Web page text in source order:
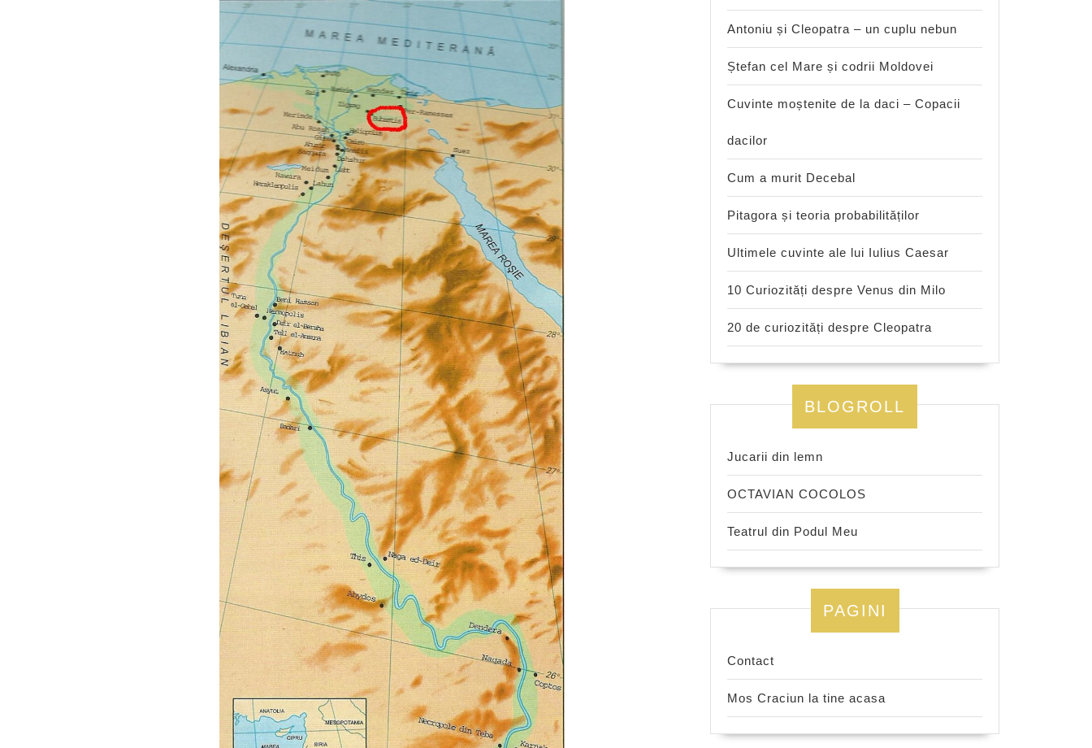
Antoniu și Cleopatra – un cuplu nebun
Ștefan cel Mare și codrii Moldovei
Cuvinte moștenite de la daci – Copacii
dacilor
Cum a murit Decebal
Pitagora și teoria probabilităților
Ultimele cuvinte ale lui Iulius Caesar
10 Curiozități despre Venus din Milo
20 de curiozități despre Cleopatra
BLOGROLL
Jucarii din lemn
OCTAVIAN COCOLOS
Teatrul din Podul Meu
PAGINI
Contact
Mos Craciun la tine acasa